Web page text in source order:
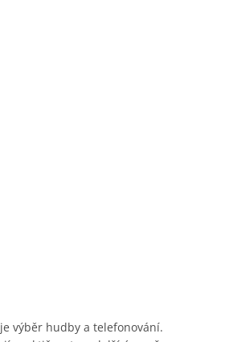
výběr hudby a telefonování.